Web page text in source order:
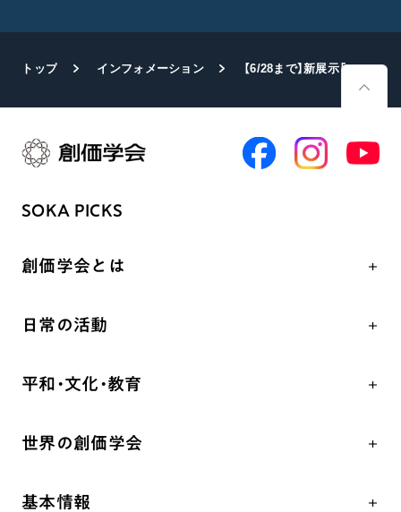
トップ インフォメーション 【6/28まで】新展示「わたしから始まる防災・減災」が神戸・関西国際文化センターで開幕
SOKA PICKS
創価学会とは
祈り
聖典
釈尊～法華経
日常の活動
座談会
仏法を語る
平和・文化・教育
「人権文化」「ジェンダー平等」を促進
世界の創価学会
基本情報